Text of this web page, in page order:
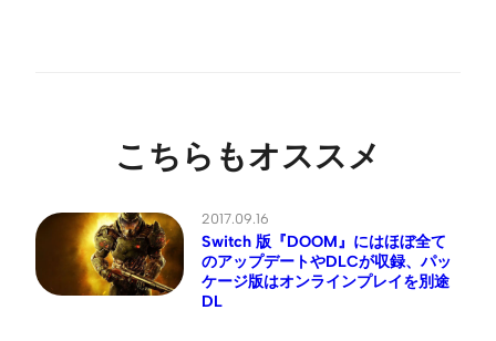
こちらもオススメ
2017.09.16
Switch 版『DOOM』にはほぼ全て
のアップデートやDLCが収録、パッ
ケージ版はオンラインプレイを別途
DL